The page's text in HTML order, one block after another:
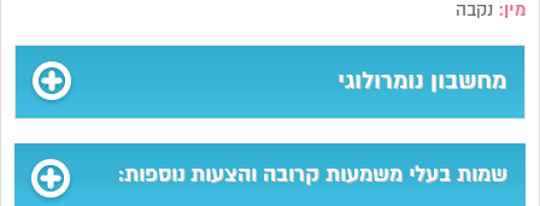
מין: נקבה
מחשבון נומרולוגי
שמות בעלי משמעות קרובה והצעות נוספות: